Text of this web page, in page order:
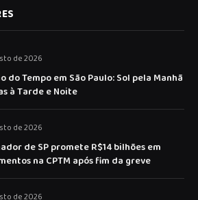
de 2026
do Tempo em São Paulo: Sol pela Manhã
à Tarde e Noite
de 2026
de SP promete R$14 bilhões em
na CPTM após fim da greve
de 2026